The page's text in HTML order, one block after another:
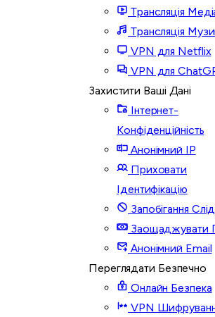
Трансляція
Трансляція
VPN для Netflix
VPN для
Захистити Ваші Дані
Інтернет-
Конфіденційність
Анонімний IP
Приховати
Ідентифікацію
Запобігання
Заощаджувати
Анонімний Email
Переглядати Безпечно
Онлайн Безпека
VPN